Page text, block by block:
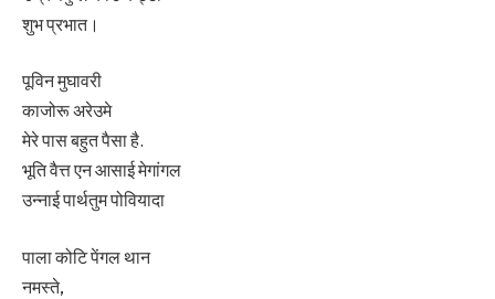
शुभ प्रभात।
पूविन मुघावरी
काजोरू अरेउमे
मेरे पास बहुत पैसा है.
भूति वैत्त एन आसाई मेगांगल
उन्नाई पार्थतुम पोवियादा
पाला कोटि पेंगल थान
नमस्ते,